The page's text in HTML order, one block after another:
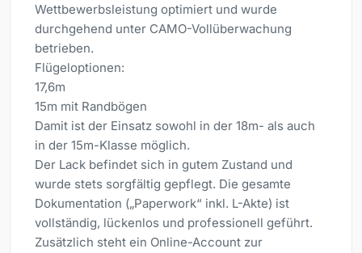
Wettbewerbsleistung optimiert und wurde
durchgehend unter CAMO-Vollüberwachung
betrieben.
Flügeloptionen:
17,6m
15m mit Randbögen
Damit ist der Einsatz sowohl in der 18m- als auch
in der 15m-Klasse möglich.
Der Lack befindet sich in gutem Zustand und
wurde stets sorgfältig gepflegt. Die gesamte
Dokumentation („Paperwork“ inkl. L-Akte) ist
vollständig, lückenlos und professionell geführt.
Zusätzlich steht ein Online-Account zur